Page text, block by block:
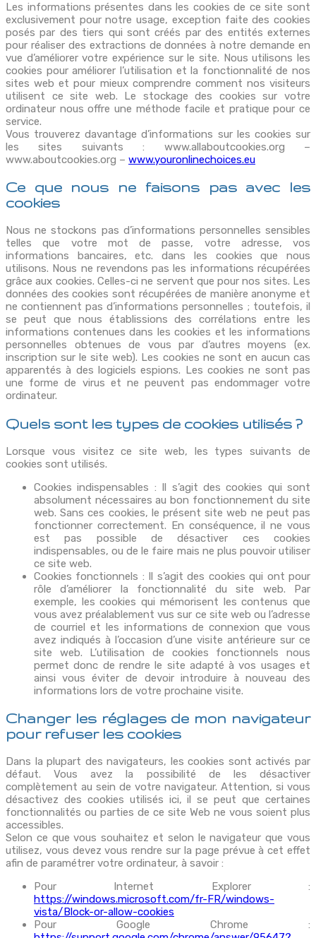
Les informations présentes dans les cookies de ce site sont
exclusivement pour notre usage, exception faite des cookies
posés par des tiers qui sont créés par des entités externes
pour réaliser des extractions de données à notre demande en
vue d’améliorer votre expérience sur le site. Nous utilisons les
cookies pour améliorer l’utilisation et la fonctionnalité de nos
sites web et pour mieux comprendre comment nos visiteurs
utilisent ce site web. Le stockage des cookies sur votre
ordinateur nous offre une méthode facile et pratique pour ce
service.
Vous trouverez davantage d’informations sur les cookies sur
les sites suivants : www.allaboutcookies.org –
www.aboutcookies.org – www.youronlinechoices.eu
Ce que nous ne faisons pas avec les
cookies
Nous ne stockons pas d’informations personnelles sensibles
telles que votre mot de passe, votre adresse, vos
informations bancaires, etc. dans les cookies que nous
utilisons. Nous ne revendons pas les informations récupérées
grâce aux cookies. Celles-ci ne servent que pour nos sites. Les
données des cookies sont récupérées de manière anonyme et
ne contiennent pas d’informations personnelles ; toutefois, il
se peut que nous établissions des corrélations entre les
informations contenues dans les cookies et les informations
personnelles obtenues de vous par d’autres moyens (ex.
inscription sur le site web). Les cookies ne sont en aucun cas
apparentés à des logiciels espions. Les cookies ne sont pas
une forme de virus et ne peuvent pas endommager votre
ordinateur.
Quels sont les types de cookies utilisés ?
Lorsque vous visitez ce site web, les types suivants de
cookies sont utilisés.
Cookies indispensables : Il s’agit des cookies qui sont
absolument nécessaires au bon fonctionnement du site
web. Sans ces cookies, le présent site web ne peut pas
fonctionner correctement. En conséquence, il ne vous
est pas possible de désactiver ces cookies
indispensables, ou de le faire mais ne plus pouvoir utiliser
ce site web.
Cookies fonctionnels : Il s’agit des cookies qui ont pour
rôle d’améliorer la fonctionnalité du site web. Par
exemple, les cookies qui mémorisent les contenus que
vous avez préalablement vus sur ce site web ou l’adresse
de courriel et les informations de connexion que vous
avez indiqués à l’occasion d’une visite antérieure sur ce
site web. L’utilisation de cookies fonctionnels nous
permet donc de rendre le site adapté à vos usages et
ainsi vous éviter de devoir introduire à nouveau des
informations lors de votre prochaine visite.
Changer les réglages de mon navigateur
pour refuser les cookies
Dans la plupart des navigateurs, les cookies sont activés par
défaut. Vous avez la possibilité de les désactiver
complètement au sein de votre navigateur. Attention, si vous
désactivez des cookies utilisés ici, il se peut que certaines
fonctionnalités ou parties de ce site Web ne vous soient plus
accessibles.
Selon ce que vous souhaitez et selon le navigateur que vous
utilisez, vous devez vous rendre sur la page prévue à cet effet
afin de paramétrer votre ordinateur, à savoir :
Pour Internet Explorer :
https://windows.microsoft.com/fr-FR/windows-
vista/Block-or-allow-cookies
Pour Google Chrome :